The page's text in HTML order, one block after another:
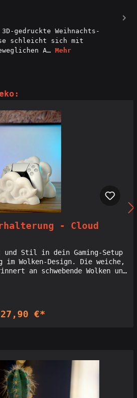
gedruckte Weihnachts-
schleicht sich mit
A… Mehr
- Cloud
Stil in dein Gaming-Setup
Wolken-Design. Die weiche,
an schwebende Wolken und
ästhetisches Setup schaffen
27,90 €*